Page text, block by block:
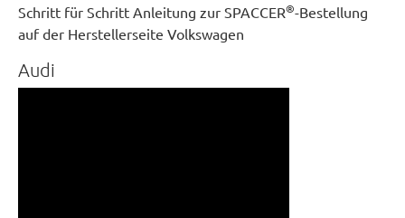
Schritt für Schritt Anleitung zur SPACCER®-Bestellung
auf der Herstellerseite Volkswagen
Audi